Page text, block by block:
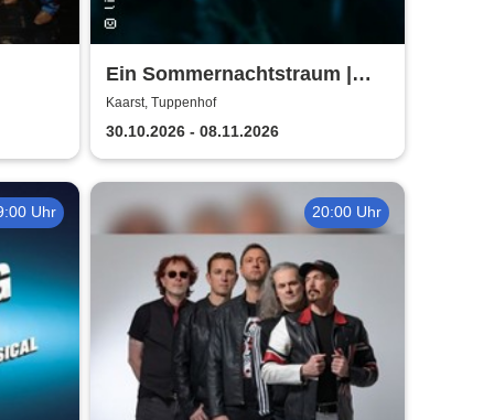
Ein Sommernachtstraum |
Theaterverein Kaarst
Kaarst, Tuppenhof
30.10.2026 - 08.11.2026
Uhr 20:00 Uhr